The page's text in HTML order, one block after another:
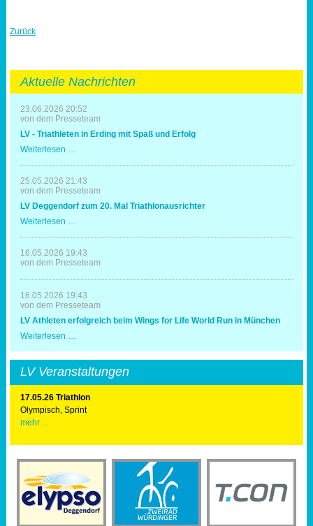
Zurück
Aktuelle Nachrichten
23.06.2026 20:52
von dem Presseteam
LV - Triathleten in Erding mit Spaß und Erfolg
Weiterlesen …
Triathleten
in
Erding
Spaß
Erfolg
25.05.2026 21:43
von dem Presseteam
LV Deggendorf zum 20. Mal Triathlonausrichter
Weiterlesen …
zum
20.
Mal
16.05.2026 19:43
von dem Presseteam
16.05.2026 19:43
von dem Presseteam
LV Athleten erfolgreich beim Wings for Life World Run in München
Weiterlesen …
erfolgreich
Wings
for
Life
World
Run
LV Veranstaltungen
17.05.26 Triathlon
Olympisch, Sprint
mehr ...